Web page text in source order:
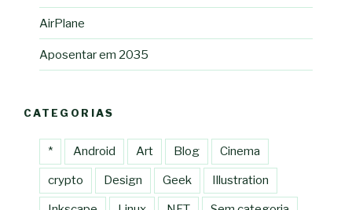
AirPlane
Aposentar em 2035
CATEGORIAS
* Android Art Blog Cinema
crypto Design Geek Illustration